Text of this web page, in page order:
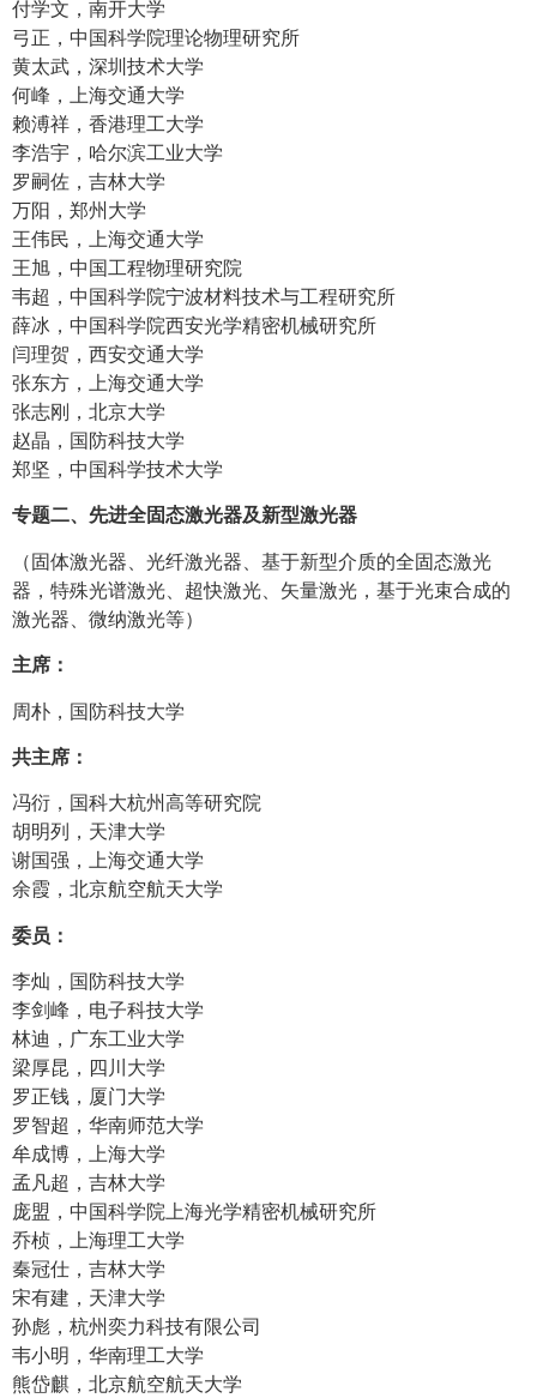
付学文，南开大学
弓正，中国科学院理论物理研究所
黄太武，深圳技术大学
何峰，上海交通大学
赖溥祥，香港理工大学
李浩宇，哈尔滨工业大学
罗嗣佐，吉林大学
万阳，郑州大学
王伟民，上海交通大学
王旭，中国工程物理研究院
韦超，中国科学院宁波材料技术与工程研究所
薛冰，中国科学院西安光学精密机械研究所
闫理贺，西安交通大学
张东方，上海交通大学
张志刚，北京大学
赵晶，国防科技大学
郑坚，中国科学技术大学
专题二、先进全固态激光器及新型激光器
（固体激光器、光纤激光器、基于新型介质的全固态激光
器，特殊光谱激光、超快激光、矢量激光，基于光束合成的
激光器、微纳激光等）
主席：
周朴，国防科技大学
共主席：
冯衍，国科大杭州高等研究院
胡明列，天津大学
谢国强，上海交通大学
余霞，北京航空航天大学
委员：
李灿，国防科技大学
李剑峰，电子科技大学
林迪，广东工业大学
梁厚昆，四川大学
罗正钱，厦门大学
罗智超，华南师范大学
牟成博，上海大学
孟凡超，吉林大学
庞盟，中国科学院上海光学精密机械研究所
乔桢，上海理工大学
秦冠仕，吉林大学
宋有建，天津大学
孙彪，杭州奕力科技有限公司
韦小明，华南理工大学
熊岱麒，北京航空航天大学